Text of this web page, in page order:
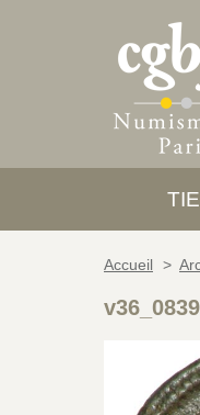
Accueil >
v36_0839